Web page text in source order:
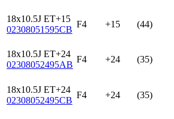
18x10.5J ET+15
02308051595CB
F4 +15 (44)
18x10.5J ET+24
02308052495AB
F4 +24 (35)
18x10.5J ET+24
02308052495CB
F4 +24 (35)